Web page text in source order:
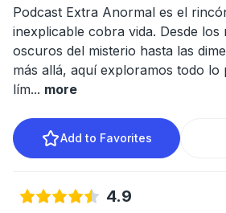
Podcast Extra Anormal es el
inexplicable cobra vida. Desde los
oscuros del misterio hasta las
más allá, aquí exploramos todo lo
lím... more
Add to Favorites
4.9